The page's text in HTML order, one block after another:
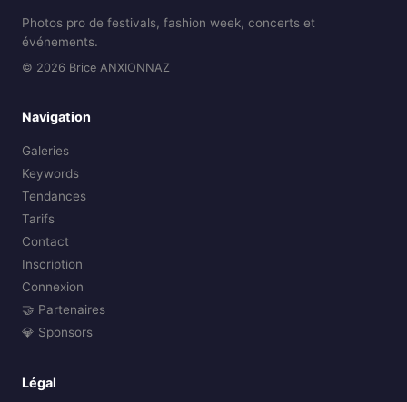
Photos pro de festivals, fashion week, concerts et
événements.
© 2026 Brice ANXIONNAZ
Navigation
Galeries
Keywords
Tendances
Tarifs
Contact
Inscription
Connexion
🤝 Partenaires
💎 Sponsors
Légal